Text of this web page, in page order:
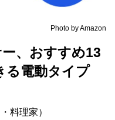
Photo by Amazon
ー、おすすめ13
る電動タイプ
料理家）